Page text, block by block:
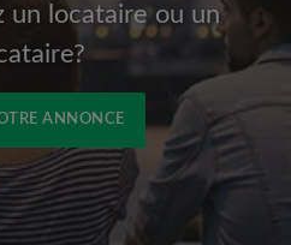
un locataire ou un
ANNONCE
avec Facebook